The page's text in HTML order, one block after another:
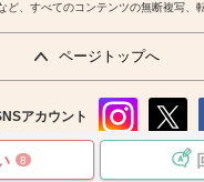
8
ど、すべてのコンテンツの無断複写、
ページトップへ
アカウント
instag
x